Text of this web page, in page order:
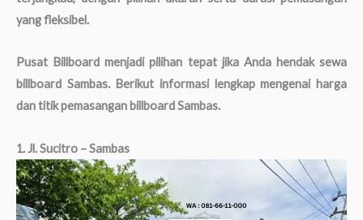
yang fleksibel.
Pusat Billboard menjadi pilihan tepat jika Anda hendak sewa
billboard Sambas. Berikut informasi lengkap mengenai harga
dan titik pemasangan billboard Sambas.
1. Jl. Sucitro – Sambas